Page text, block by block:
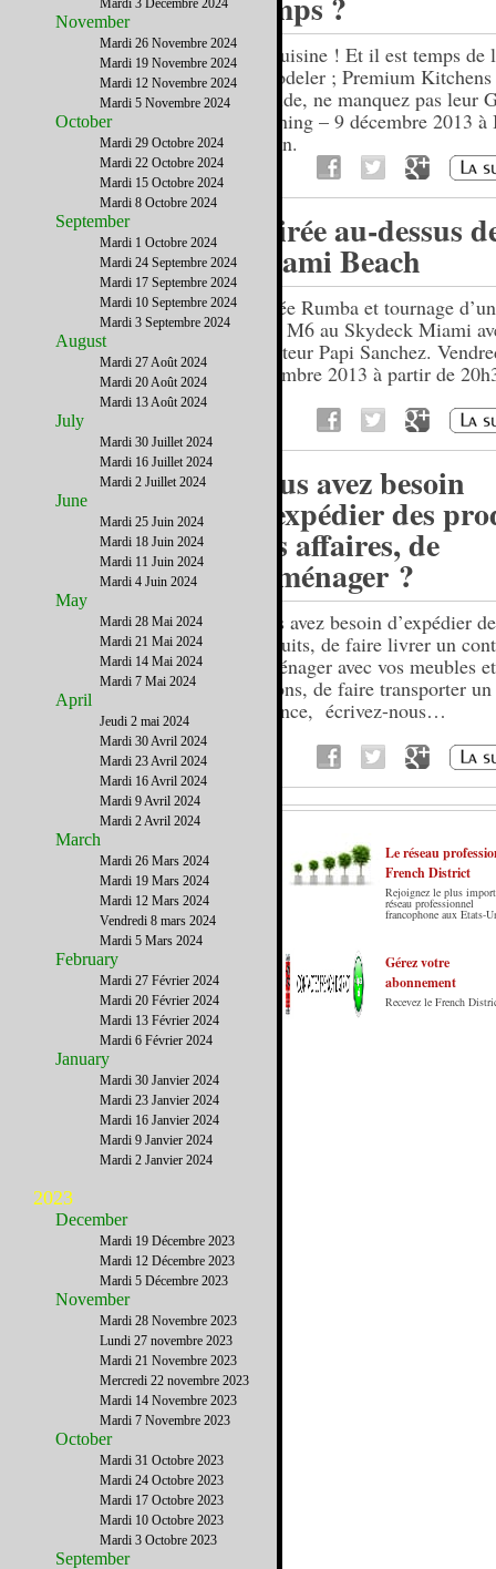
La cuisine ! Et il est temps de
remodeler ; Premium
Floride, ne manquez pas leur
Opening – 9 décembre 2013 à
Raton.
Soirée au-dessus
Miami Beach
Soirée Rumba et tournage
pour M6 au Skydeck Miami
chanteur Papi Sanchez.
novembre 2013 à partir de
Vous avez besoin
d’expédier des
des affaires, de
déménager ?
Vous avez besoin d’expédier
produits, de faire livrer un
déménager avec vos meubles
cartons, de faire transporter
urgence, écrivez-nous…
Le French District est le premier guide sur
internet en Français sur les Etats-Unis. Notre
principe : Le meilleur des Etats-Unis par ceux qui
Le réseau
French District
Rejoignez le plus
réseau professionnel
francophone aux Etats-
Gérez votre
abonnement
Recevez le French
Mardi 3 Décembre 2024
November
Mardi 26 Novembre 2024
Mardi 19 Novembre 2024
Mardi 12 Novembre 2024
Mardi 5 Novembre 2024
October
Mardi 29 Octobre 2024
Mardi 22 Octobre 2024
Mardi 15 Octobre 2024
Mardi 8 Octobre 2024
September
Mardi 1 Octobre 2024
Mardi 24 Septembre 2024
Mardi 17 Septembre 2024
Mardi 10 Septembre 2024
Mardi 3 Septembre 2024
August
Mardi 27 Août 2024
Mardi 20 Août 2024
Mardi 13 Août 2024
July
Mardi 30 Juillet 2024
Mardi 16 Juillet 2024
Mardi 2 Juillet 2024
June
Mardi 25 Juin 2024
Mardi 18 Juin 2024
Mardi 11 Juin 2024
Mardi 4 Juin 2024
May
Mardi 28 Mai 2024
Mardi 21 Mai 2024
Mardi 14 Mai 2024
Mardi 7 Mai 2024
April
Jeudi 2 mai 2024
Mardi 30 Avril 2024
Mardi 23 Avril 2024
Mardi 16 Avril 2024
Mardi 9 Avril 2024
Mardi 2 Avril 2024
March
Mardi 26 Mars 2024
Mardi 19 Mars 2024
Mardi 12 Mars 2024
Vendredi 8 mars 2024
Mardi 5 Mars 2024
February
Mardi 27 Février 2024
Mardi 20 Février 2024
Mardi 13 Février 2024
Mardi 6 Février 2024
January
Mardi 30 Janvier 2024
Mardi 23 Janvier 2024
Mardi 16 Janvier 2024
Mardi 9 Janvier 2024
Mardi 2 Janvier 2024
2023
December
Mardi 19 Décembre 2023
Mardi 12 Décembre 2023
Mardi 5 Décembre 2023
November
Mardi 28 Novembre 2023
Lundi 27 novembre 2023
Mardi 21 Novembre 2023
Mercredi 22 novembre 2023
Mardi 14 Novembre 2023
Mardi 7 Novembre 2023
October
Mardi 31 Octobre 2023
Mardi 24 Octobre 2023
Mardi 17 Octobre 2023
Mardi 10 Octobre 2023
Mardi 3 Octobre 2023
September